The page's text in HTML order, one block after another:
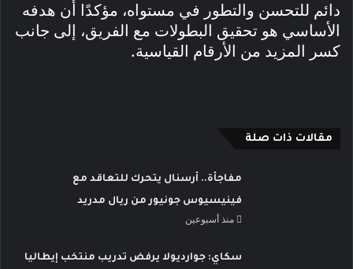
دائم للتحسن والتطور في مستواه، مؤكدًا أن هدفه
الأساسي هو تحقيق البطولات مع الفريق، إلى جانب
كسر المزيد من الأرقام القياسية.
مقالات ذات صلة
مفاجأة.. أرسنال يتحرك للتعاقد مع
فينيسيوس جونيور من ريال مدريد
منذ أسبوعين
سكاي: جوارديولا يرفض تدريب منتخب إيطاليا